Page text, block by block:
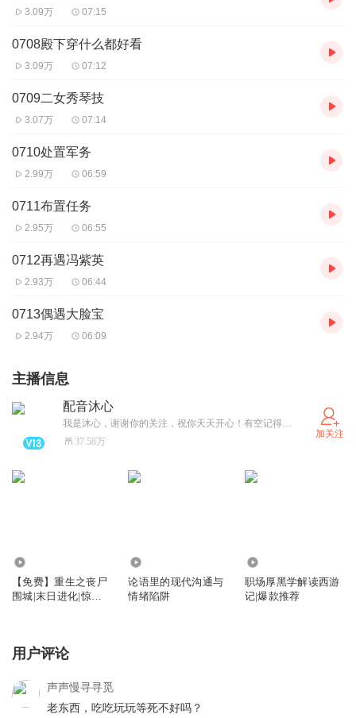
3.09万 07:15
0708殿下穿什么都好看
3.09万 07:12
0709二女秀琴技
3.07万 07:14
0710处置军务
2.99万 06:59
0711布置任务
2.95万 06:55
0712再遇冯紫英
2.93万 06:44
0713偶遇大脸宝
2.94万 06:09
主播信息
配音沐心
我是沐心，谢谢你的关注，祝你天天开心！有空记得来听我的书！
37.58万
加关注
【免费】重生之丧尸
围城|末日进化|惊险
论语里的现代沟通与
情绪陷阱
职场厚黑学解读西游
记|爆款推荐
用户评论
声声慢寻寻觅
老东西，吃吃玩玩等死不好吗？